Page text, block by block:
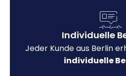
Individuelle
Jeder Kunde aus Berlin
individuelle